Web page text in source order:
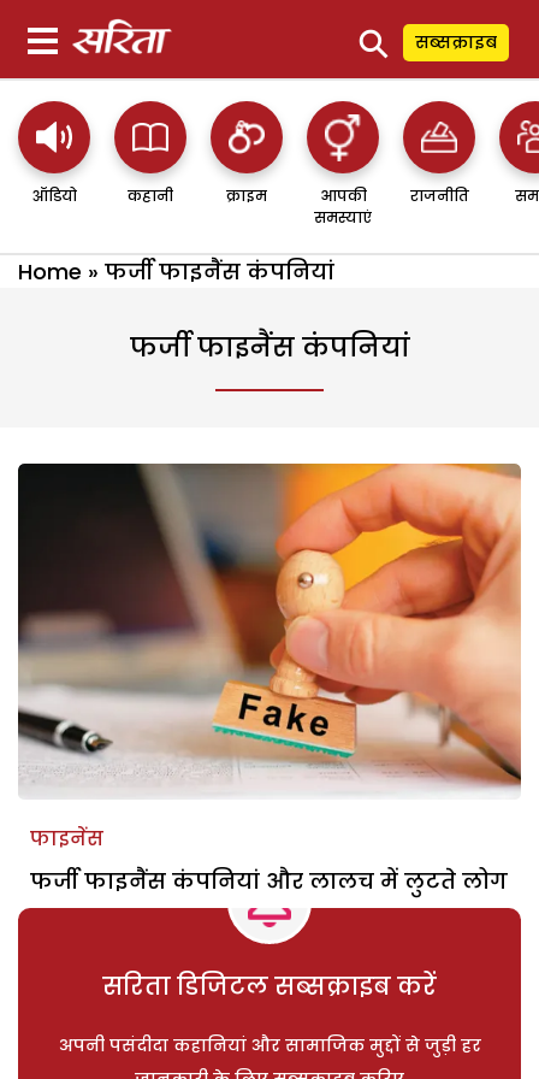
⚲ सब्सक्राइब
ऑडियो कहानी क्राइम
आपकी
समस्याएं
राजनीति
Home » फर्जी फाइनैंस कंपनियां
फर्जी फाइनैंस कंपनियां
फाइनेंस
फर्जी फाइनैंस कंपनियां और लालच में लुटते लोग
सरिता डिजिटल सब्सक्राइब करें
अपनी पसंदीदा कहानियां और सामाजिक मुद्दों से जुड़ी हर